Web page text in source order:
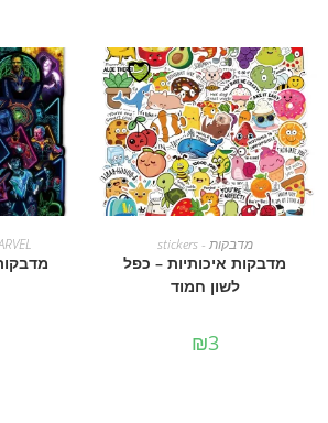
הוספה לסל
מדבקות - stickers
מדבקות איכותיות – כפל
לשון חמוד
₪3